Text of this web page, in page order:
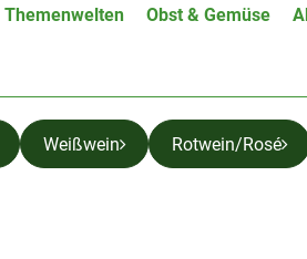
Themenwelten Obst & Gemüse
Weißwein Rotwein/Rosé